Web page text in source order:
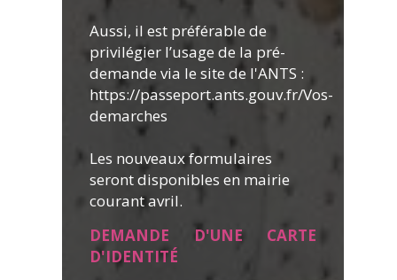
Aussi, il est préférable de
privilégier l’usage de la pré-
demande via le site de l'ANTS :
https://passeport.ants.gouv.fr/Vos-
demarches
Les nouveaux formulaires
seront disponibles en mairie
courant avril.
DEMANDE D'UNE CARTE
D'IDENTITÉ